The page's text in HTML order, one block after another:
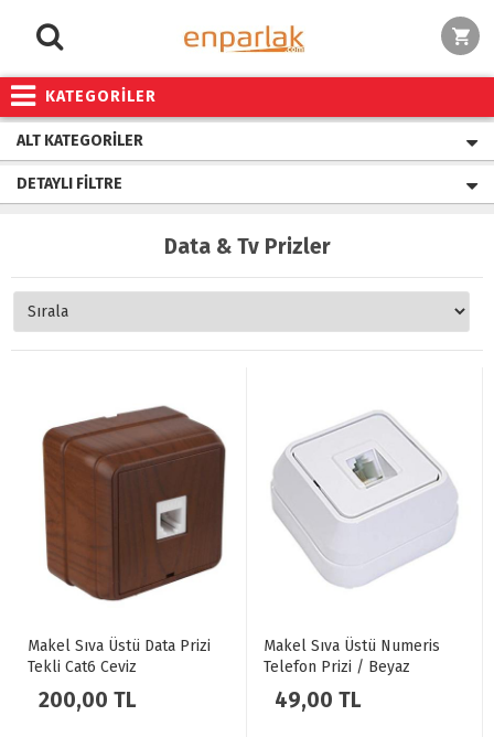
KATEGORİLER
ALT KATEGORILER
DETAYLI FILTRE
Data & Tv Prizler
Makel Sıva Üstü Data Prizi
Tekli Cat6 Ceviz
200,00 TL
Makel Sıva Üstü Numeris
Telefon Prizi / Beyaz
49,00 TL